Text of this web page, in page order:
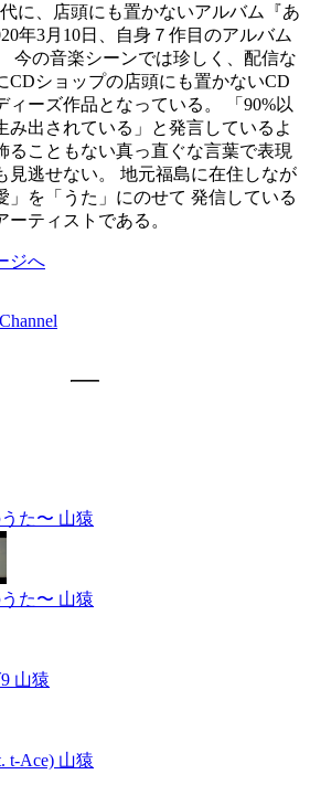
に、店頭にも置かないアルバム『あ
年3月10日、自身７作目のアルバム
今の音楽シーンでは珍しく、配信な
CDショップの店頭にも置かないCD
ィーズ作品となっている。 「90%以
み出されている」と発言しているよ
ることもない真っ直ぐな言葉で表現
見逃せない。 地元福島に在住しなが
」を「うた」にのせて 発信している
ーティストである。
ジへ
た〜 山猿
た〜 山猿
山猿
t-Ace) 山猿